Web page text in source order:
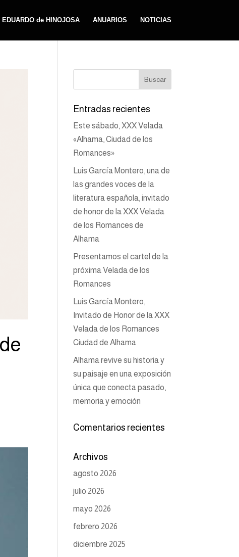
EDUARDO de HINOJOSA ANUARIOS NOTICIAS
Entradas recientes
Este sábado, XXX Velada
«Alhama, Ciudad de los
Romances»
Luis García Montero, una de
las grandes voces de la
literatura española, invitado
de honor de la XXX Velada
de los Romances de
Alhama
Presentamos el cartel de la
próxima Velada de los
Romances
Luis García Montero,
Invitado de Honor de la XXX
Velada de los Romances
Ciudad de Alhama
Alhama revive su historia y
su paisaje en una exposición
única que conecta pasado,
memoria y emoción
Comentarios recientes
Archivos
agosto 2026
julio 2026
mayo 2026
febrero 2026
diciembre 2025